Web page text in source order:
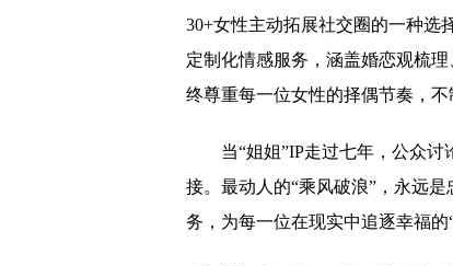
30+女性主动拓展社交圈的一种选
定制化情感服务，涵盖婚恋观梳
终尊重每一位女性的择偶节奏，
当“姐姐”IP走过七年，公众
接。最动人的“乘风破浪”，永远
务，为每一位在现实中追逐幸福的